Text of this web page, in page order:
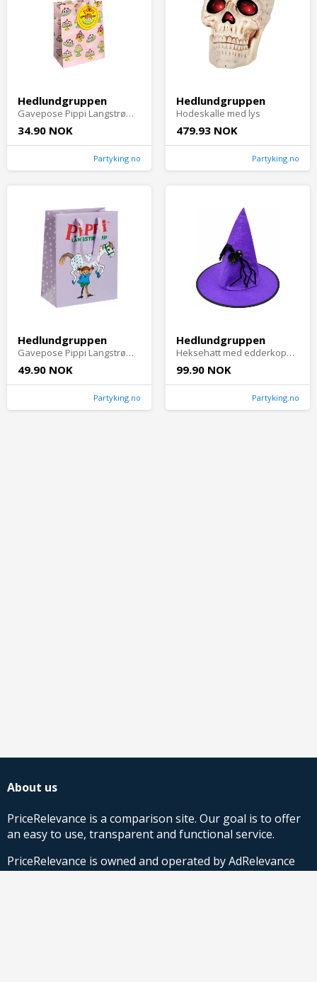
Hedlundgruppen
Gavepose Pippi Langstrømpe Rosa
34.90 NOK
Partyking.no
Hedlundgruppen
Hodeskalle med lys
479.93 NOK
Partyking.no
Hedlundgruppen
Gavepose Pippi Langstrømpe Lilla
49.90 NOK
Partyking.no
Hedlundgruppen
Heksehatt med edderkopp lilla - One size
99.90 NOK
Partyking.no
About us
PriceRelevance is a comparison site. Our goal is to offer
an easy to use, transparent and functional service.
PriceRelevance is owned and operated by AdRelevance
Sverige AB.